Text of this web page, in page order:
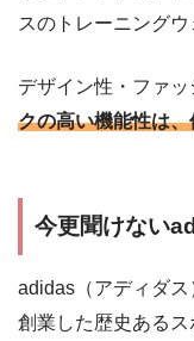
スのトレーニングウ
デザイン性・ファッ
クの高い機能性は
今更聞けない
adidas（アディダ
創業した歴史あるス